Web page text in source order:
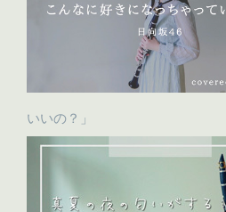
いいの？」